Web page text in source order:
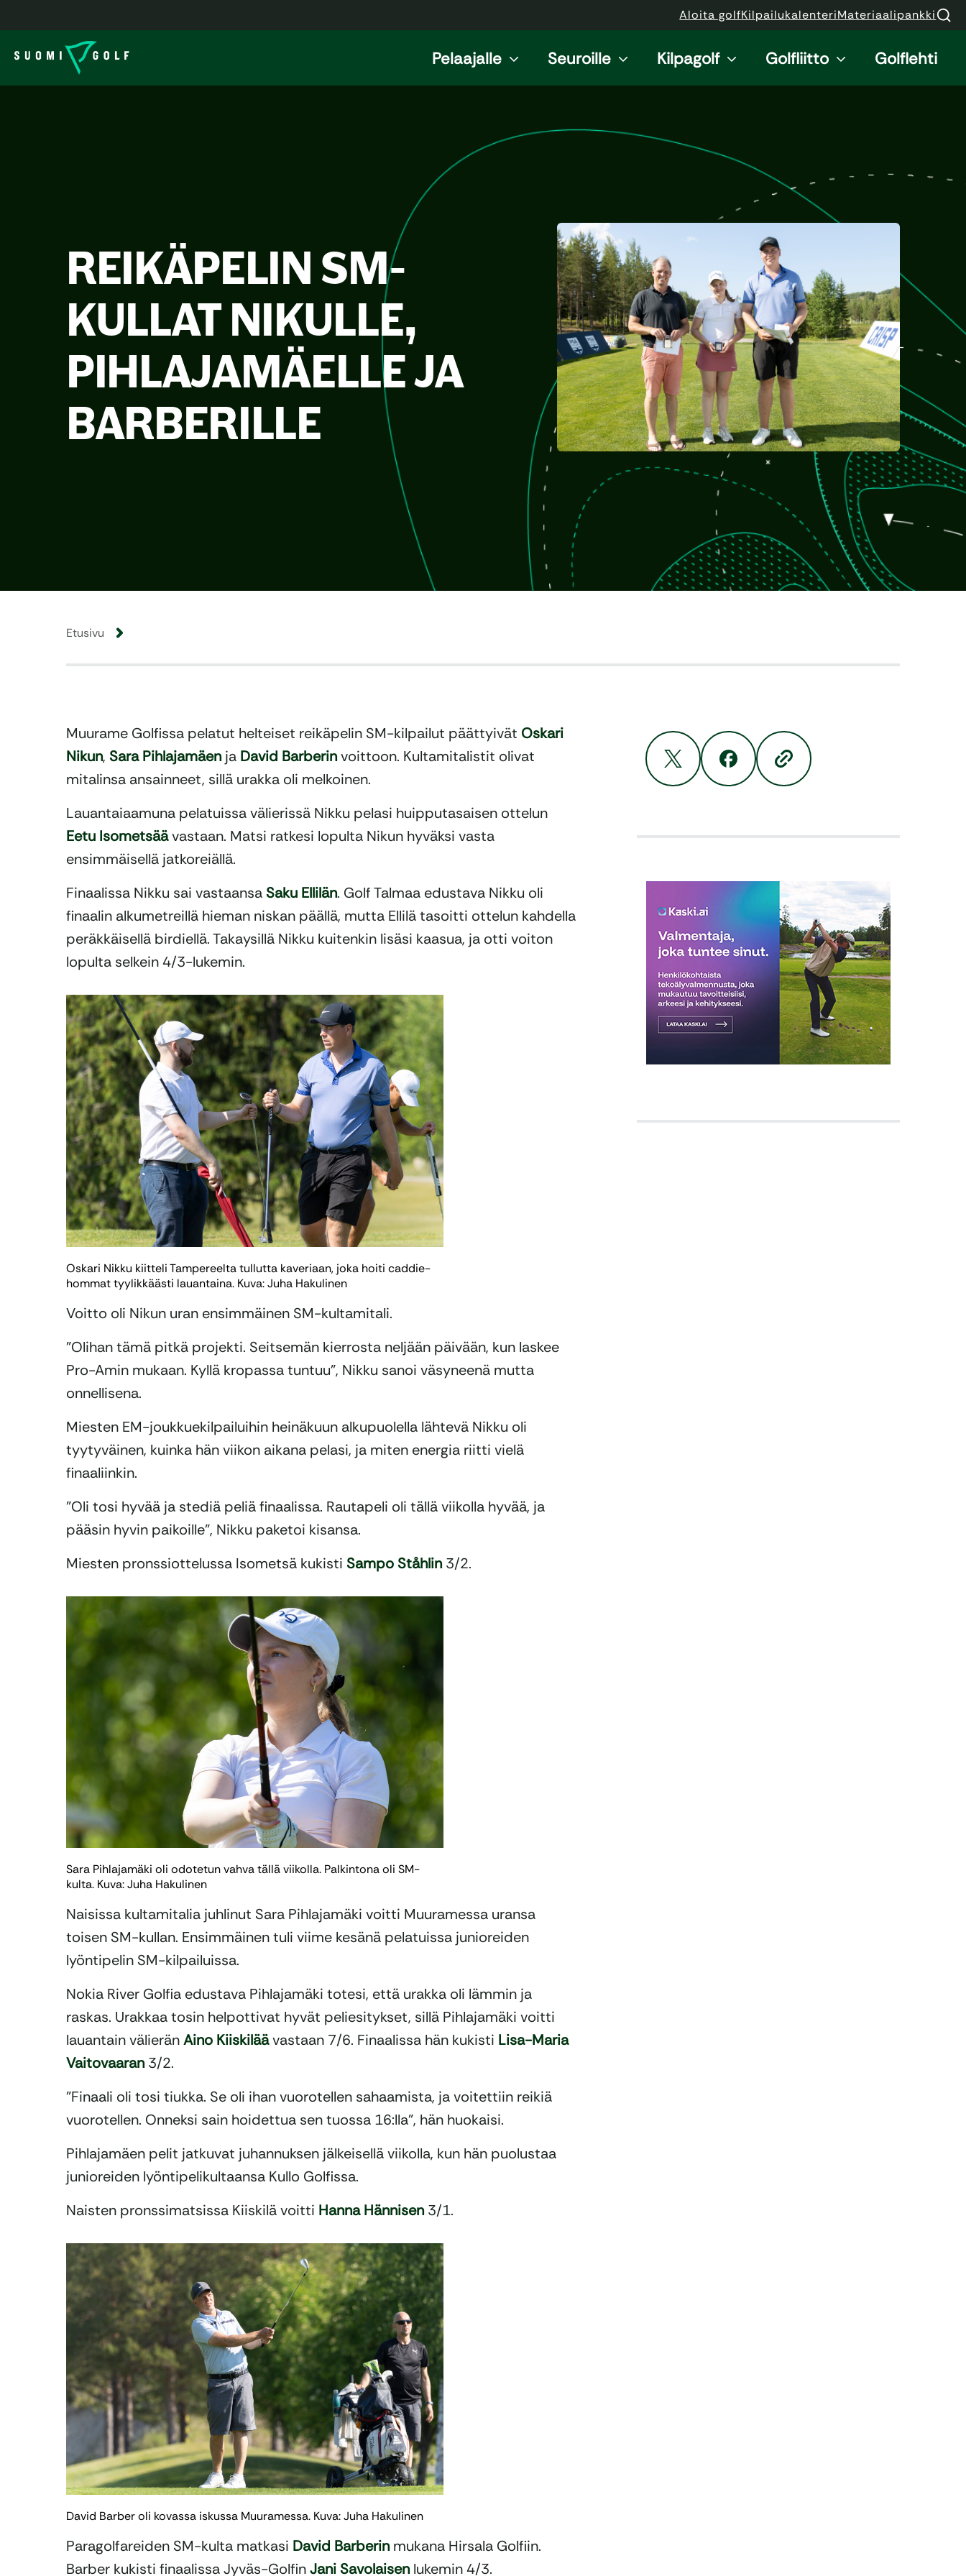
Aloita golfKilpailukalenteriMateriaalipankki
Pelaajalle Seuroille Kilpagolf Golfliitto Golflehti
REIKÄPELIN SM-
KULLAT NIKULLE,
PIHLAJAMÄELLE JA
BARBERILLE
Etusivu
Muurame Golfissa pelatut helteiset reikäpelin SM-kilpailut päättyivät Oskari
Nikun, Sara Pihlajamäenja David Barberinvoittoon. Kultamitalistit olivat
mitalinsa ansainneet, sillä urakka oli melkoinen.
Lauantaiaamuna pelatuissa välierissä Nikku pelasi huipputasaisen ottelun
Eetu Isometsäävastaan. Matsi ratkesi lopulta Nikun hyväksi vasta
ensimmäisellä jatkoreiällä.
Finaalissa Nikku sai vastaansa Saku Ellilän. Golf Talmaa edustava Nikku oli
finaalin alkumetreillä hieman niskan päällä, mutta Ellilä tasoitti ottelun kahdella
peräkkäisellä birdiellä. Takaysillä Nikku kuitenkin lisäsi kaasua, ja otti voiton
lopulta selkein 4/3-lukemin.
Oskari Nikku kiitteli Tampereelta tullutta kaveriaan, joka hoiti caddie-
hommat tyylikkäästi lauantaina. Kuva: Juha Hakulinen
Voitto oli Nikun uran ensimmäinen SM-kultamitali.
”Olihan tämä pitkä projekti. Seitsemän kierrosta neljään päivään, kun laskee
Pro-Amin mukaan. Kyllä kropassa tuntuu”, Nikku sanoi väsyneenä mutta
onnellisena.
Miesten EM-joukkuekilpailuihin heinäkuun alkupuolella lähtevä Nikku oli
tyytyväinen, kuinka hän viikon aikana pelasi, ja miten energia riitti vielä
finaaliinkin.
”Oli tosi hyvää ja stediä peliä finaalissa. Rautapeli oli tällä viikolla hyvää, ja
pääsin hyvin paikoille”, Nikku paketoi kisansa.
Miesten pronssiottelussa Isometsä kukisti Sampo Ståhlin3/2.
Sara Pihlajamäki oli odotetun vahva tällä viikolla. Palkintona oli SM-
kulta. Kuva: Juha Hakulinen
Naisissa kultamitalia juhlinut Sara Pihlajamäki voitti Muuramessa uransa
toisen SM-kullan. Ensimmäinen tuli viime kesänä pelatuissa junioreiden
lyöntipelin SM-kilpailuissa.
Nokia River Golfia edustava Pihlajamäki totesi, että urakka oli lämmin ja
raskas. Urakkaa tosin helpottivat hyvät peliesitykset, sillä Pihlajamäki voitti
lauantain välieränAino Kiiskiläävastaan 7/6. Finaalissa hän kukisti Lisa-Maria
Vaitovaaran3/2.
”Finaali oli tosi tiukka. Se oli ihan vuorotellen sahaamista, ja voitettiin reikiä
vuorotellen. Onneksi sain hoidettua sen tuossa 16:lla”, hän huokaisi.
Pihlajamäen pelit jatkuvat juhannuksen jälkeisellä viikolla, kun hän puolustaa
junioreiden lyöntipelikultaansa Kullo Golfissa.
Naisten pronssimatsissa Kiiskilä voitti Hanna Hännisen3/1.
David Barber oli kovassa iskussa Muuramessa. Kuva: Juha Hakulinen
Paragolfareiden SM-kulta matkasi David Barberinmukana Hirsala Golfiin.
Barber kukisti finaalissa Jyväs-GolfinJani Savolaisenlukemin 4/3.